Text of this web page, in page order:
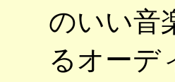
のいい音
るオーデ